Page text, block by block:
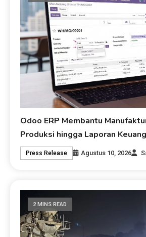
Odoo ERP Membantu
Produksi hingga Laporan
Press Release Agustus 10, 2026
2 MINS READ